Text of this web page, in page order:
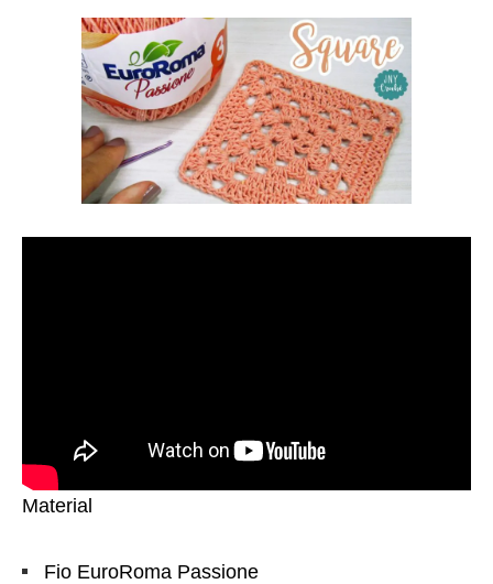
Material
Fio EuroRoma Passione